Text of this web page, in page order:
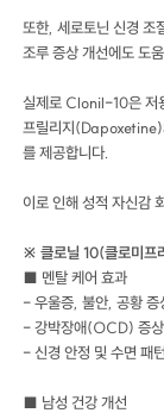
또한, 세로토닌 신경 조
조루 증상 개선에도 도
실제로 Clonil-10은 저
프릴리지(Dapoxetine)
를 제공합니다.
이로 인해 성적 자신감
※ 클로닐 10(클로미프
■ 멘탈 케어 효과
- 우울증, 불안, 공황 증
- 강박장애(OCD) 증
- 신경 안정 및 수면 패
■ 남성 건강 개선